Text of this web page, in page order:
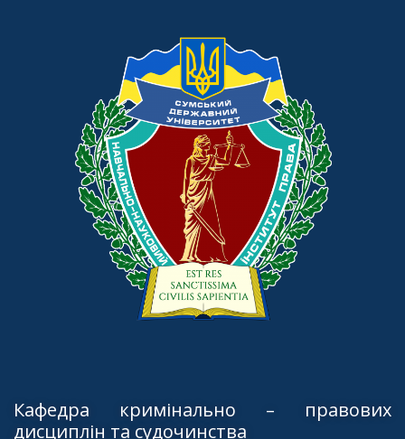
Кафедра кримінально – правових
дисциплін та судочинства